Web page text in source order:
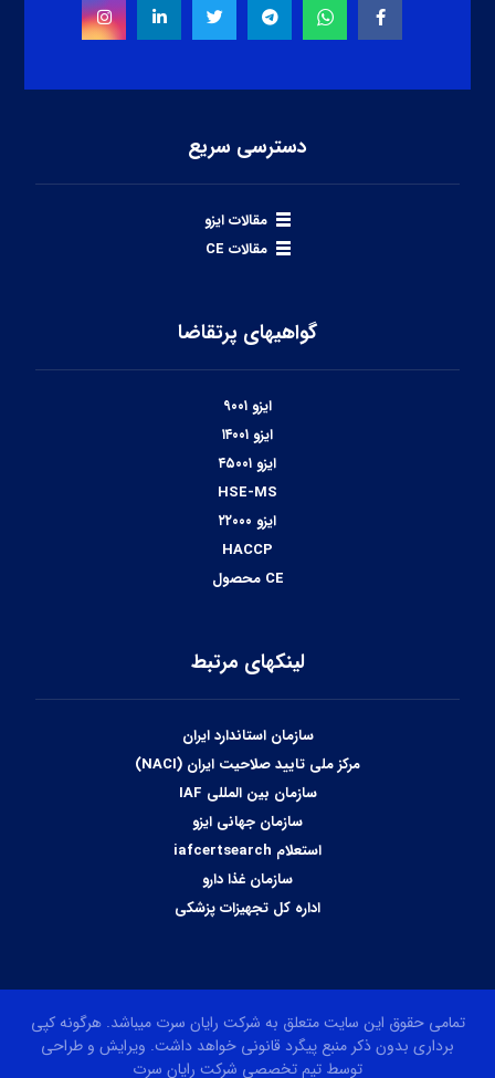
دسترسی سریع
مقالات ایزو
مقالات CE
گواهیهای پرتقاضا
ایزو ۹۰۰۱
ایزو ۱۴۰۰۱
ایزو ۴۵۰۰۱
HSE-MS
ایزو ۲۲۰۰۰
HACCP
CE محصول
لینکهای مرتبط
سازمان استاندارد ایران
مرکز ملی تایید صلاحیت ایران (NACI)
سازمان بین المللی IAF
سازمان جهانی ایزو
استعلام iafcertsearch
سازمان غذا دارو
اداره کل تجهیزات پزشکی
تمامی حقوق این سایت متعلق به شرکت رایان سرت میباشد. هرگونه کپی
برداری بدون ذکر منبع پیگرد قانونی خواهد داشت. ویرایش و طراحی
توسط تیم تخصصی شرکت رایان سرت